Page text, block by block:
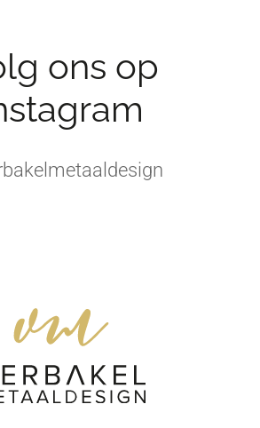
ons op